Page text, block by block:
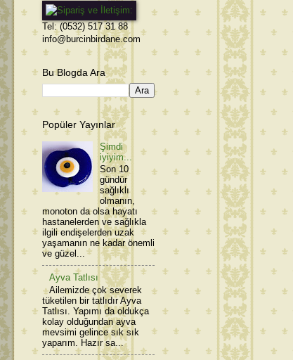
Tel: (0532) 517 31 88
info@burcinbirdane.com
Bu Blogda Ara
Popüler Yayınlar
Şimdi
iyiyim...
Son 10
gündür
sağlıklı
olmanın,
monoton da olsa hayatı
hastanelerden ve sağlıkla
ilgili endişelerden uzak
yaşamanın ne kadar önemli
ve güzel...
Ayva Tatlısı
Ailemizde çok severek
tüketilen bir tatlıdır Ayva
Tatlısı. Yapımı da oldukça
kolay olduğundan ayva
mevsimi gelince sık sık
yaparım. Hazır sa...